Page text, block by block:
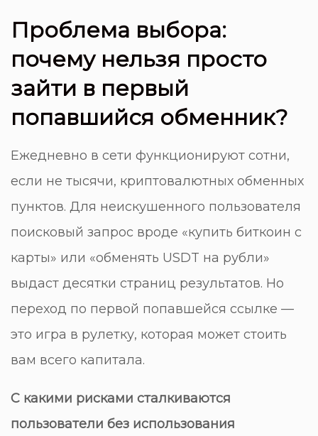
Проблема выбора:
почему нельзя просто
зайти в первый
попавшийся обменник?
Ежедневно в сети функционируют сотни,
если не тысячи, криптовалютных обменных
пунктов. Для неискушенного пользователя
поисковый запрос вроде «купить биткоин с
карты» или «обменять USDT на рубли»
выдаст десятки страниц результатов. Но
переход по первой попавшейся ссылке —
это игра в рулетку, которая может стоить
вам всего капитала.
С какими рисками сталкиваются
пользователи без использования